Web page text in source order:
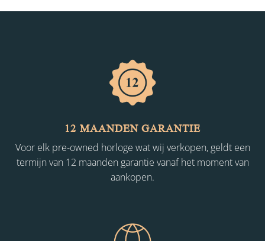
12 MAANDEN GARANTIE
Voor elk pre-owned horloge wat wij verkopen, geldt een
termijn van 12 maanden garantie vanaf het moment van
aankopen.